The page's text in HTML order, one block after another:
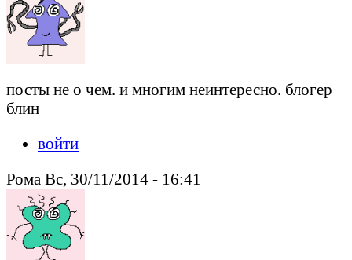
посты не о чем. и многим неинтересно. блогер
блин
войти
Рома Вс, 30/11/2014 - 16:41